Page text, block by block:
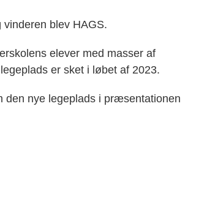
blev HAGS.
elever med masser af
er sket i løbet af 2023.
den nye legeplads i præsentationen